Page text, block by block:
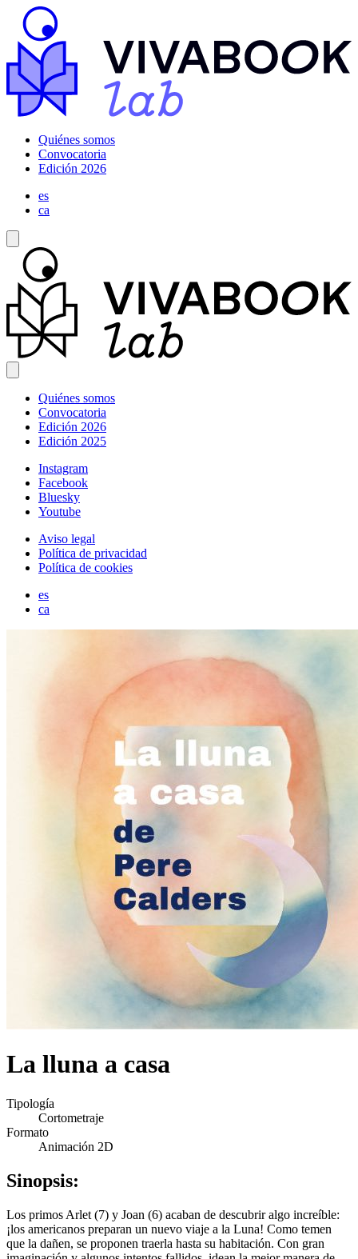
Quiénes somos
Convocatoria
Edición 2026
es
ca
Quiénes somos
Convocatoria
Edición 2026
Edición 2025
Instagram
Facebook
Bluesky
Youtube
Aviso legal
Política de privacidad
Política de cookies
es
ca
La lluna a casa
Tipología
Cortometraje
Formato
Animación 2D
Sinopsis:
Los primos Arlet (7) y Joan (6) acaban de descubrir algo increíble:
¡los americanos preparan un nuevo viaje a la Luna! Como temen
que la dañen, se proponen traerla hasta su habitación. Con gran